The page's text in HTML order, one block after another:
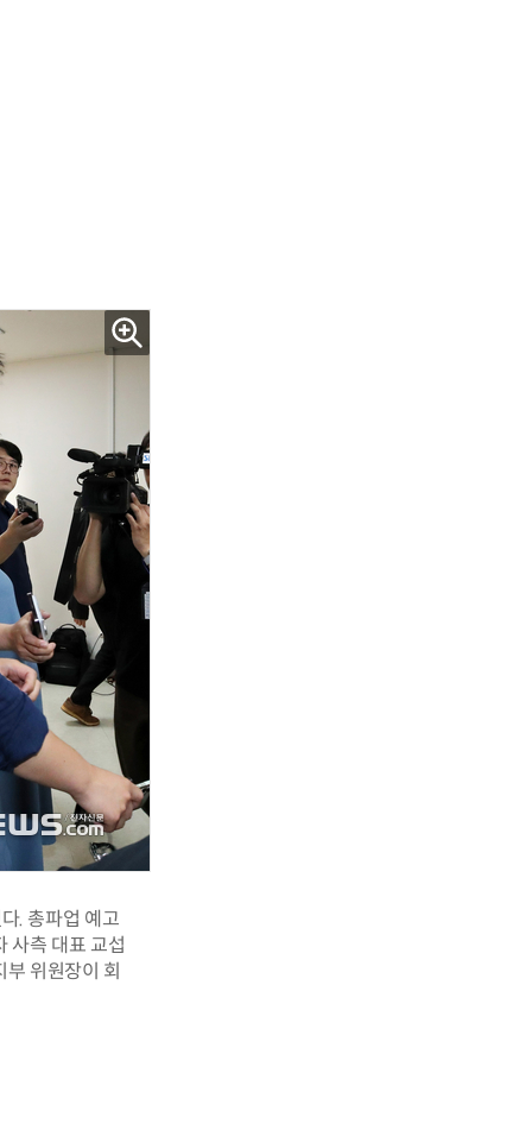
. 총파업 예고
사측 대표 교섭
위원장이 회